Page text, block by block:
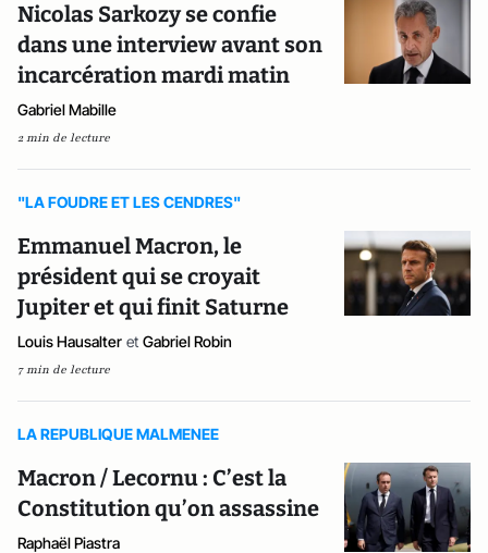
Nicolas Sarkozy se confie
dans une interview avant son
incarcération mardi matin
Gabriel Mabille
2 min de lecture
"LA FOUDRE ET LES CENDRES"
Emmanuel Macron, le
président qui se croyait
Jupiter et qui finit Saturne
Louis Hausalter et Gabriel Robin
7 min de lecture
LA REPUBLIQUE MALMENEE
Macron / Lecornu : C’est la
Constitution qu’on assassine
Raphaël Piastra